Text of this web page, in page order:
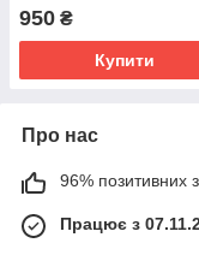
950 ₴
Купити
Про нас
96% позитивних з
Працює з